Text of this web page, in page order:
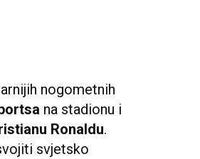
nogometnih
na stadionu i
Ronaldu.
svjetsko